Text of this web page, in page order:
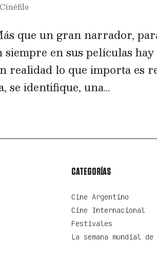
Cinéfilo
que un gran narrador,
siempre en sus películas
realidad lo que importa es
se identifique, una...
CATEGORÍAS
Cine Argentino
Cine Internacional
Festivales
La semana mundial